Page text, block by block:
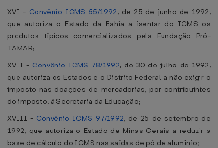
XVI - Convênio ICMS 55/1992, de 25 de junho de 1992,
que autoriza o Estado da Bahia a isentar do ICMS os
produtos típicos comercializados pela Fundação Pró-
TAMAR;
XVII - Convênio ICMS 78/1992, de 30 de julho de 1992,
que autoriza os Estados e o Distrito Federal a não exigir o
imposto nas doações de mercadorias, por contribuintes
do imposto, à Secretaria da Educação;
XVIII - Convênio ICMS 97/1992, de 25 de setembro de
1992, que autoriza o Estado de Minas Gerais a reduzir a
base de cálculo do ICMS nas saídas de pó de alumínio;